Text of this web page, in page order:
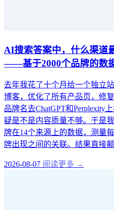
AI搜索答案中，什么渠道
——基于2000个品牌的数
去年我花了十个月给一个独立
博客，优化了所有产品页，修
品牌名去ChatGPT和
疑是不是内容质量不够。于是
牌在14个来源上的数据，测量
牌出现之间的关联。结果直接
2026-08-07 阅读更多 →